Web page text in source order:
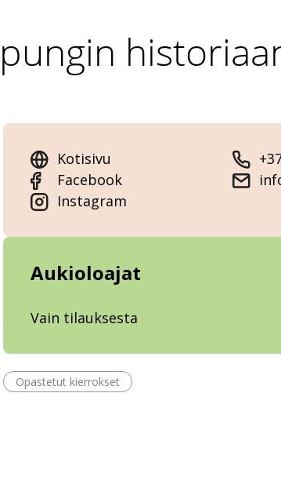
Kotisivu
Facebook
Instagram
Aukioloajat
Vain tilauksesta
Opastetut kierrokset